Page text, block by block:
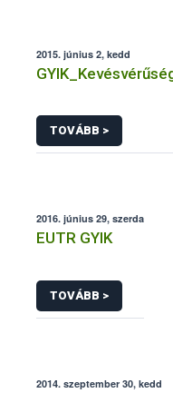
2015. június 2, kedd
TOVÁBB >
2016. június 29, szerda
EUTR GYIK
TOVÁBB >
2014. szeptember 30, kedd